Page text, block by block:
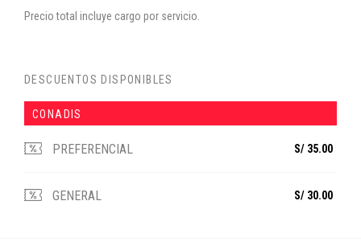
Precio total incluye cargo por servicio.
DESCUENTOS DISPONIBLES
CONADIS
PREFERENCIAL S/ 35.00
GENERAL S/ 30.00